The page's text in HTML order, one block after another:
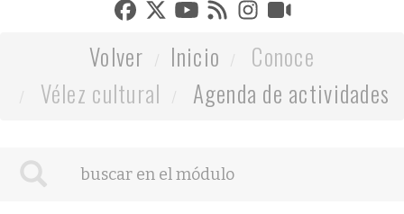
Volver Inicio
Conoce
Vélez cultural
Agenda de actividades